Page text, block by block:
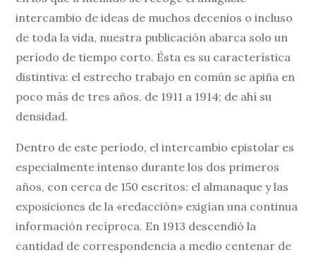
intercambio de ideas de muchos decenios o incluso
de toda la vida, nuestra publicación abarca solo un
período de tiempo corto. Ésta es su característica
distintiva: el estrecho trabajo en común se apiña en
poco más de tres años, de 1911 a 1914; de ahí su
densidad.
Dentro de este período, el intercambio epistolar es
especialmente intenso durante los dos primeros
años, con cerca de 150 escritos: el almanaque y las
exposiciones de la «redacción» exigían una continua
información recíproca. En 1913 descendió la
cantidad de correspondencia a medio centenar de